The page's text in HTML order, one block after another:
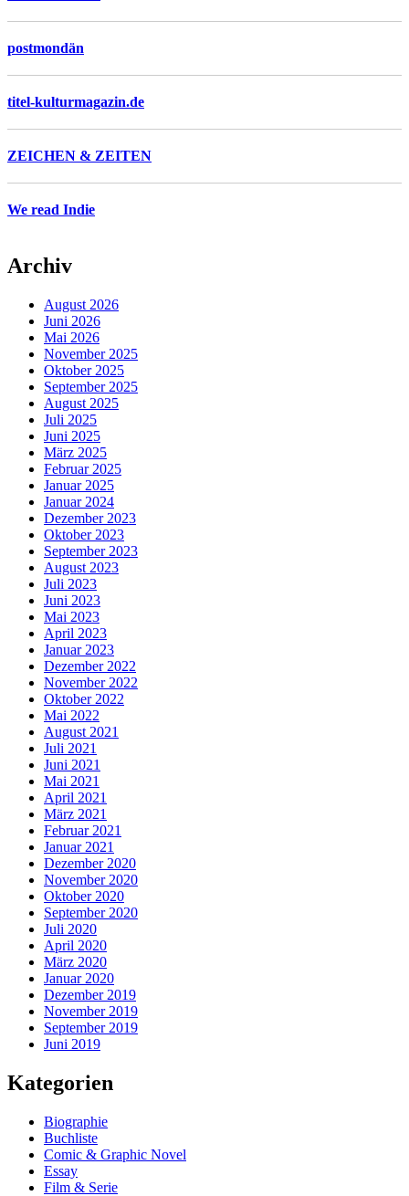
postmondän
titel-kulturmagazin.de
ZEICHEN & ZEITEN
We read Indie
Archiv
August 2026
Juni 2026
Mai 2026
November 2025
Oktober 2025
September 2025
August 2025
Juli 2025
Juni 2025
März 2025
Februar 2025
Januar 2025
Januar 2024
Dezember 2023
Oktober 2023
September 2023
August 2023
Juli 2023
Juni 2023
Mai 2023
April 2023
Januar 2023
Dezember 2022
November 2022
Oktober 2022
Mai 2022
August 2021
Juli 2021
Juni 2021
Mai 2021
April 2021
März 2021
Februar 2021
Januar 2021
Dezember 2020
November 2020
Oktober 2020
September 2020
Juli 2020
April 2020
März 2020
Januar 2020
Dezember 2019
November 2019
September 2019
Juni 2019
Kategorien
Biographie
Buchliste
Comic & Graphic Novel
Essay
Film & Serie